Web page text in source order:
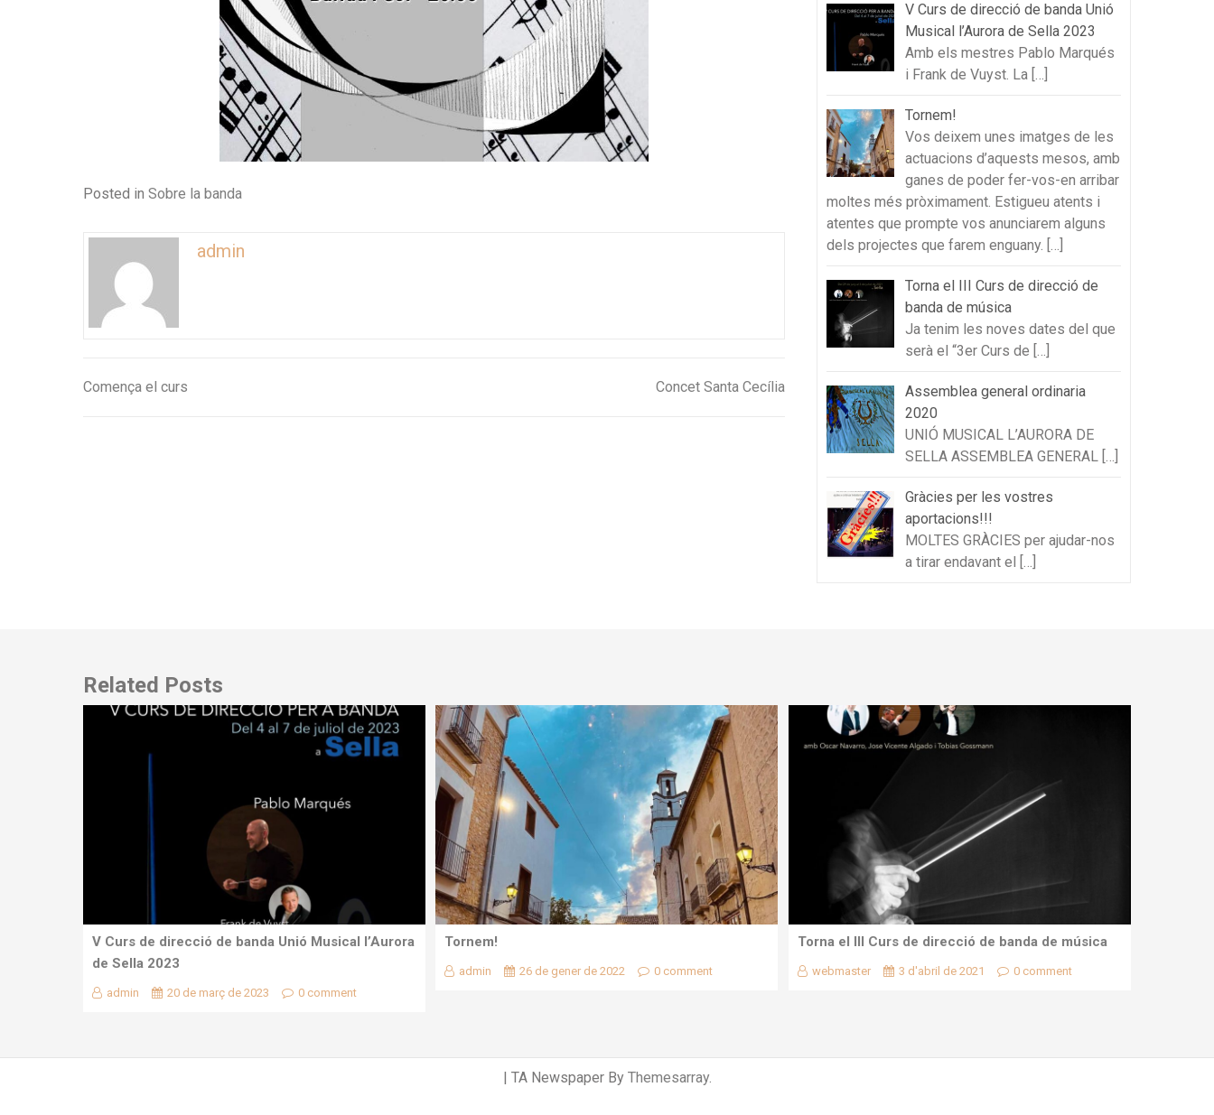
Posted in Sobre la banda
admin
Navegació
Comença el curs Concet Santa Cecília
V Curs de direcció de banda Unió
Musical l’Aurora de Sella 2023
Amb els mestres Pablo Marqués
i Frank de Vuyst. La […]
Tornem!
Vos deixem unes imatges de les
actuacions d’aquests mesos, amb
ganes de poder fer-vos-en arribar
moltes més pròximament. Estigueu atents i
atentes que prompte vos anunciarem alguns
dels projectes que farem enguany. […]
Torna el III Curs de direcció de
banda de música
Ja tenim les noves dates del que
serà el “3er Curs de […]
Assemblea general ordinaria
2020
UNIÓ MUSICAL L’AURORA DE
SELLA ASSEMBLEA GENERAL […]
Gràcies per les vostres
aportacions!!!
MOLTES GRÀCIES per ajudar-nos
a tirar endavant el […]
Related Posts
V Curs de direcció de banda Unió Musical l’Aurora
de Sella 2023
admin 20 de març de 2023 0 comment
Tornem!
admin 26 de gener de 2022 0 comment
Torna el III Curs de direcció de banda de música
webmaster 3 d'abril de 2021 0 comment
| TA Newspaper By Themesarray.